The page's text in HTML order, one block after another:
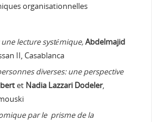
organisationnelles
lecture systémique,Abdelmajid
II, Casablanca
diverses: une perspective
et Nadia Lazzari Dodeler,
par le prisme de la